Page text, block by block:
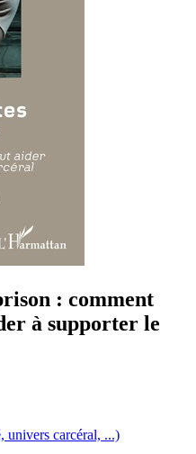
: comment
à supporter le
univers carcéral, ...)